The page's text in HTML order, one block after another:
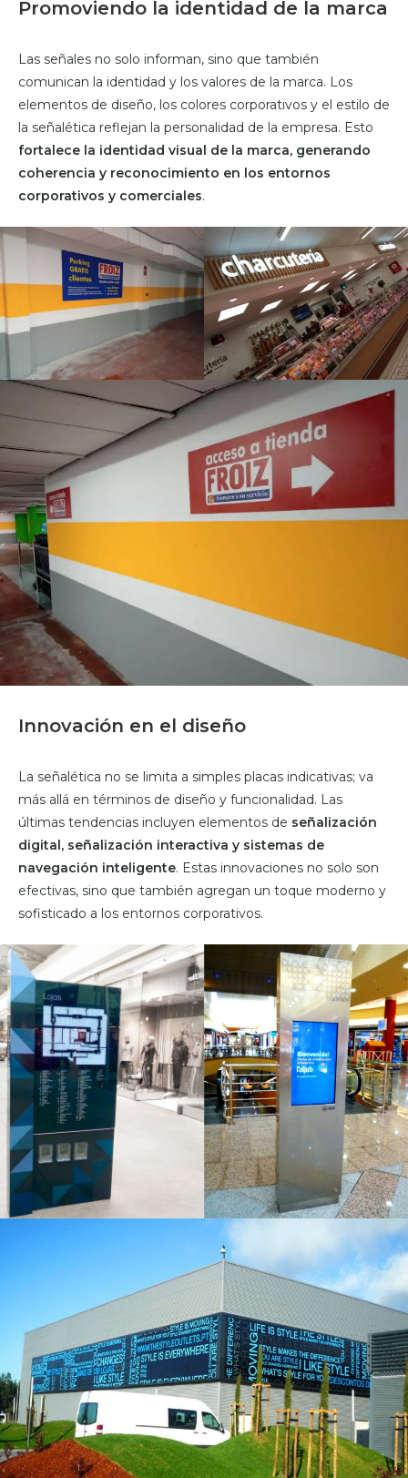
Promoviendo la identidad de la marca
Las señales no solo informan, sino que también
comunican la identidad y los valores de la marca. Los
elementos de diseño, los colores corporativos y el estilo de
la señalética reflejan la personalidad de la empresa. Esto
fortalece la identidad visual de la marca, generando
coherencia y reconocimiento en los entornos
corporativos y comerciales.
Innovación en el diseño
La señalética no se limita a simples placas indicativas; va
más allá en términos de diseño y funcionalidad. Las
últimas tendencias incluyen elementos de señalización
digital, señalización interactiva y sistemas de
navegación inteligente. Estas innovaciones no solo son
efectivas, sino que también agregan un toque moderno y
sofisticado a los entornos corporativos.